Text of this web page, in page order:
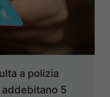
a polizia
5